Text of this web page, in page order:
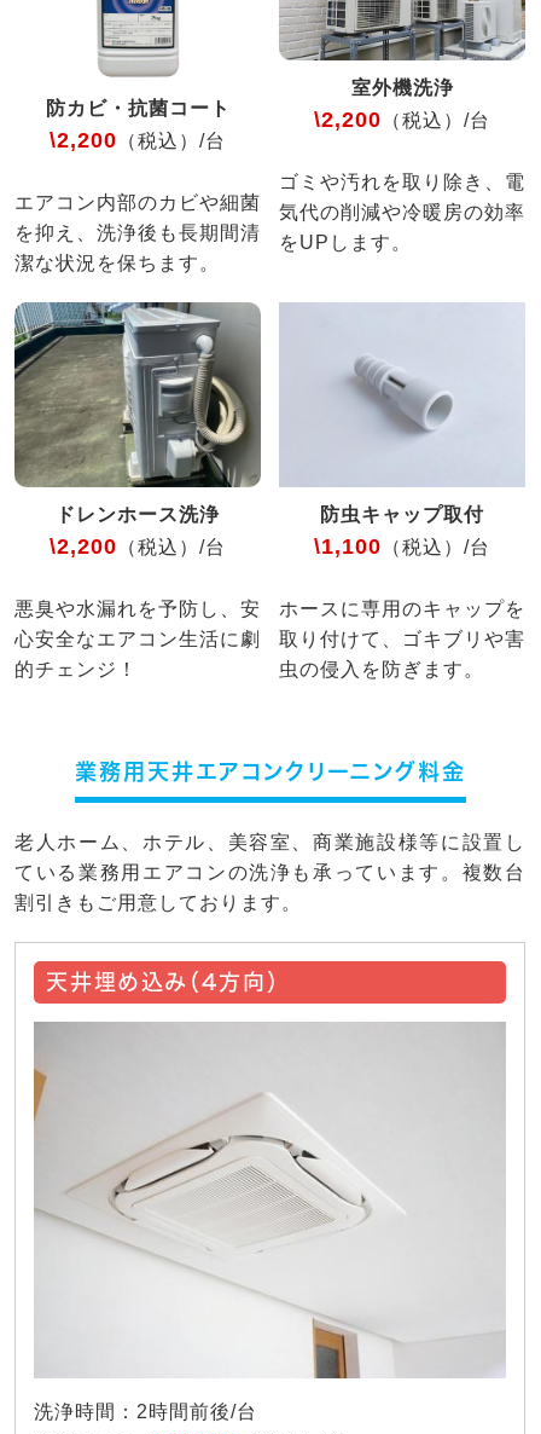
防カビ・抗菌コート
\2,200 （税込）/台
エアコン内部のカビや細菌
を抑え、洗浄後も長期間清
潔な状況を保ちます。
室外機洗浄
\2,200 （税込）/台
ゴミや汚れを取り除き、電
気代の削減や冷暖房の効率
をUPします。
ドレンホース洗浄
\2,200 （税込）/台
悪臭や水漏れを予防し、安
心安全なエアコン生活に劇
的チェンジ！
防虫キャップ取付
\1,100 （税込）/台
ホースに専用のキャップを
取り付けて、ゴキブリや害
虫の侵入を防ぎます。
業務用天井エアコンクリーニング料金
老人ホーム、ホテル、美容室、商業施設様等に設置し
ている業務用エアコンの洗浄も承っています。複数台
割引きもご用意しております。
天井埋め込み（4方向）
洗浄時間：2時間前後/台